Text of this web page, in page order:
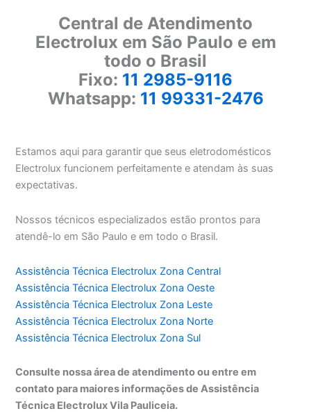
Central de Atendimento
Electrolux em São Paulo e em
todo o Brasil
Fixo: 11 2985-9116
Whatsapp: 11 99331-2476
Estamos aqui para garantir que seus eletrodomésticos
Electrolux funcionem perfeitamente e atendam às suas
expectativas.
Nossos técnicos especializados estão prontos para
atendê-lo em São Paulo e em todo o Brasil.
Assistência Técnica Electrolux Zona Central
Assistência Técnica Electrolux Zona Oeste
Assistência Técnica Electrolux Zona Leste
Assistência Técnica Electrolux Zona Norte
Assistência Técnica Electrolux Zona Sul
Consulte nossa área de atendimento ou entre em
contato para maiores informações de Assistência
Técnica Electrolux Vila Pauliceia.